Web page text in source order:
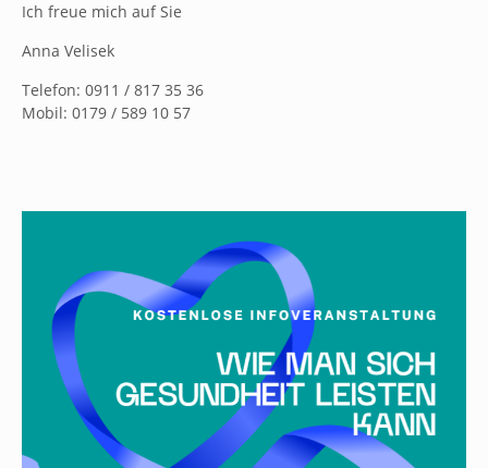
Ich freue mich auf Sie
Anna Velisek
Telefon: 0911 / 817 35 36
Mobil: 0179 / 589 10 57